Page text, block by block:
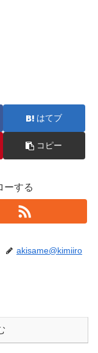
はてブ
コピー
ーする
akisame@kimiiro